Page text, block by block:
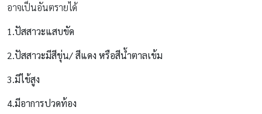
อาจเป็นอันตรายได้
1.ปัสสาวะแสบขัด
2.ปัสสาวะมีสีขุ่น/ สีแดง หรือสีน้ำตาลเข้ม
3.มีไข้สูง
4.มีอาการปวดท้อง